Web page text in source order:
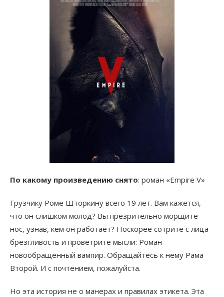
По какому произведению снято: роман «Empire V»
Грузчику Роме Шторкину всего 19 лет. Вам кажется,
что он слишком молод? Вы презрительно морщите
нос, узнав, кем он работает? Поскорее сотрите с лица
брезгливость и проветрите мысли: Роман
новообращённый вампир. Обращайтесь к нему Рама
Второй. И с почтением, пожалуйста.
Но эта история не о манерах и правилах этикета. Эта